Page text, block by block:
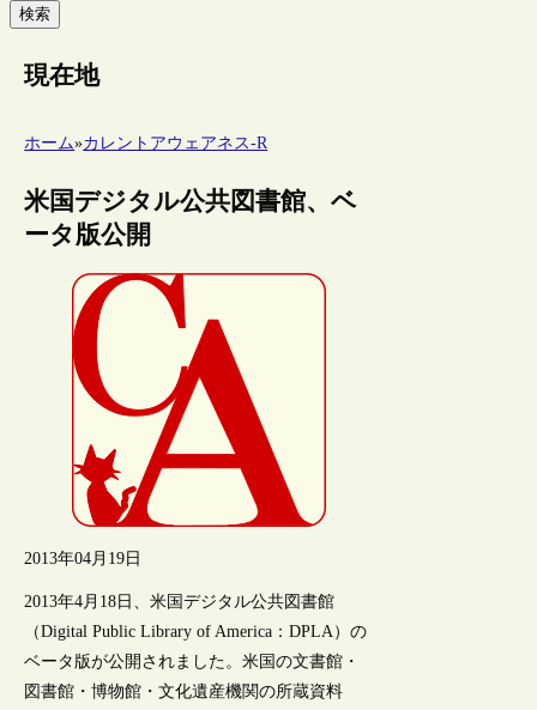
検索
現在地
ホーム»カレントアウェアネス-R
米国デジタル公共図書館、ベ
ータ版公開
2013年04月19日
2013年4月18日、米国デジタル公共図書館
（Digital Public Library of America：DPLA）の
ベータ版が公開されました。米国の文書館・
図書館・博物館・文化遺産機関の所蔵資料